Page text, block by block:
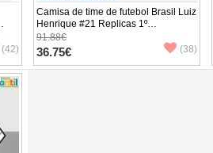
(42)
Camisa de time de futebol Brasil Luiz
Henrique #21 Replicas 1º
Equipamento Infantil Mundo 2026
Manga Curta (+ Calças curtas)
91.88€
36.75€ (38)